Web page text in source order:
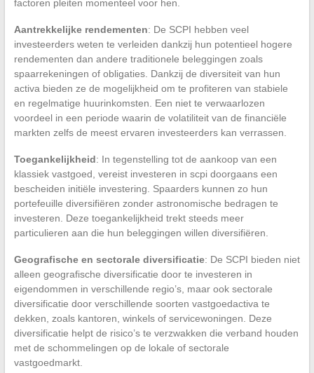
factoren pleiten momenteel voor hen.
Aantrekkelijke rendementen: De SCPI hebben veel
investeerders weten te verleiden dankzij hun potentieel hogere
rendementen dan andere traditionele beleggingen zoals
spaarrekeningen of obligaties. Dankzij de diversiteit van hun
activa bieden ze de mogelijkheid om te profiteren van stabiele
en regelmatige huurinkomsten. Een niet te verwaarlozen
voordeel in een periode waarin de volatiliteit van de financiële
markten zelfs de meest ervaren investeerders kan verrassen.
Toegankelijkheid: In tegenstelling tot de aankoop van een
klassiek vastgoed, vereist investeren in scpi doorgaans een
bescheiden initiële investering. Spaarders kunnen zo hun
portefeuille diversifiëren zonder astronomische bedragen te
investeren. Deze toegankelijkheid trekt steeds meer
particulieren aan die hun beleggingen willen diversifiëren.
Geografische en sectorale diversificatie: De SCPI bieden niet
alleen geografische diversificatie door te investeren in
eigendommen in verschillende regio’s, maar ook sectorale
diversificatie door verschillende soorten vastgoedactiva te
dekken, zoals kantoren, winkels of servicewoningen. Deze
diversificatie helpt de risico’s te verzwakken die verband houden
met de schommelingen op de lokale of sectorale
vastgoedmarkt.